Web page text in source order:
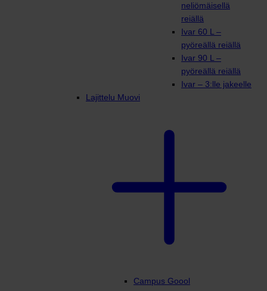
neliömäisellä
reiällä
Ivar 60 L –
pyöreällä reiällä
Ivar 90 L –
pyöreällä reiällä
Ivar – 3:lle jakeelle
Lajittelu Muovi
Campus Goool